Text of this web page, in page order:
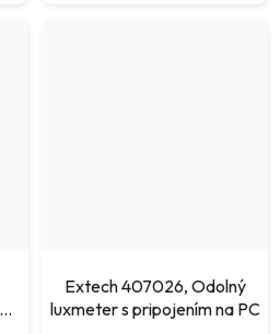
Extech 407026, Odolný
luxmeter s pripojením na PC